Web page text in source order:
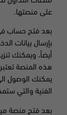
على منصتها.
بعد فتح حساب
أيضاً، ويمكنك
هذه المنصة
يمكنك الوصول
الفنية والتي